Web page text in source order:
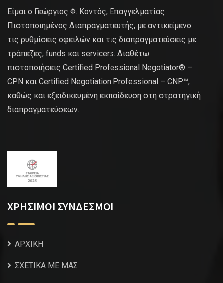
Είμαι ο Γεώργιος Φ. Κοντός, Επαγγελματίας
Πιστοποιημένος Διαπραγματευτής, με αντικείμενο
τις ρυθμίσεις οφειλών και τις διαπραγματεύσεις με
τράπεζες, funds και servicers. Διαθέτω
πιστοποιήσεις Certified Professional Negotiator® –
CPN και Certified Negotiation Professional – CNP™,
καθώς και εξειδικευμένη εκπαίδευση στη στρατηγική
διαπραγματεύσεων.
ΧΡΗΣΙΜΟΙ ΣΥΝΔΕΣΜΟΙ
ΑΡΧΙΚΗ
ΣΧΕΤΙΚΑ ΜΕ ΜΑΣ